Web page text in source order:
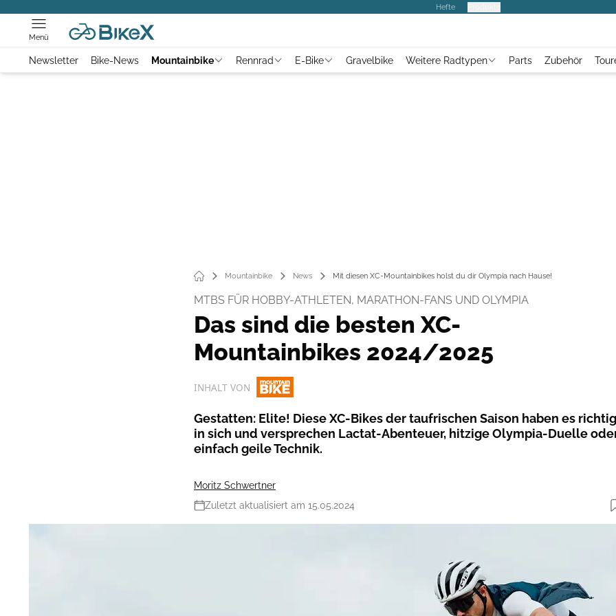
Hefte
Menü
Newsletter Bike-News Mountainbike Rennrad E-Bike Gravelbike Weitere Radtypen Parts Zubehör
Mountainbike News Mit diesen XC-Mountainbikes holst du dir Olympia nach Hause!
MTBS FÜR HOBBY-ATHLETEN, MARATHON-FANS UND OLYMPIA
Das sind die besten XC-
Mountainbikes 2024/2025
INHALT VON
Gestatten: Elite! Diese XC-Bikes der taufrischen Saison haben es richtig
in sich und versprechen Lactat-Abenteuer, hitzige Olympia-Duelle
einfach geile Technik.
Moritz Schwertner
Zuletzt aktualisiert am 15.05.2024